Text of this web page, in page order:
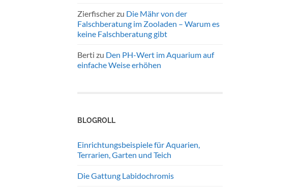
Zierfischerzu Die Mähr von der
Falschberatung im Zooladen – Warum es
keine Falschberatung gibt
Berti zu Den PH-Wert im Aquarium auf
einfache Weise erhöhen
BLOGROLL
Einrichtungsbeispiele für Aquarien,
Terrarien, Garten und Teich
Die Gattung Labidochromis